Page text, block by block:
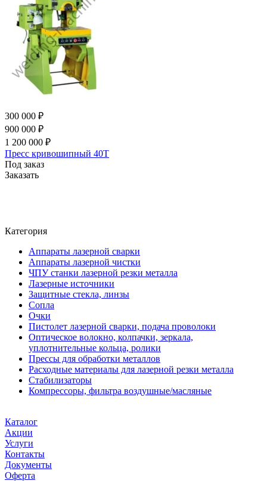
300 000 ₽
900 000 ₽
1 200 000 ₽
Пресс кривошипный 40Т
Под заказ
Заказать
Категория
Аппараты лазерной сварки
Аппараты лазерной чистки
ЧПУ станки лазерной резки металла
Лазерные источники
Защитные стекла, линзы
Сопла
Очки
Пистолет лазерной сварки, подача проволоки
Оптическое волокно, колпачки, зеркала,
уплотнительные кольца, ролики
Прессы для обработки металлов
Расходные материалы для лазерной резки металла
Стабилизаторы
Компрессоры, фильтра воздушные/масляные
Каталог
Акции
Услуги
Контакты
Документы
Оферта